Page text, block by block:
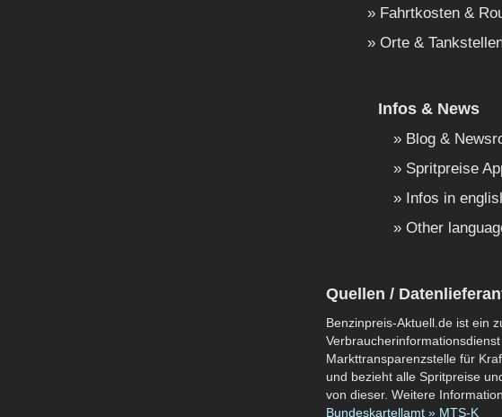
Fahrtkosten &
Orte &
Infos & News
Blog &
Spritpreise
Infos in
Other
Quellen /
Benzinpreis-Aktuell.de ist ein
Markttransparenzstelle für
und bezieht alle Spritpreise
von dieser. Weitere
Bundeskartellamt » MTS-K